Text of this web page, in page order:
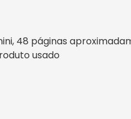
48 páginas
usado